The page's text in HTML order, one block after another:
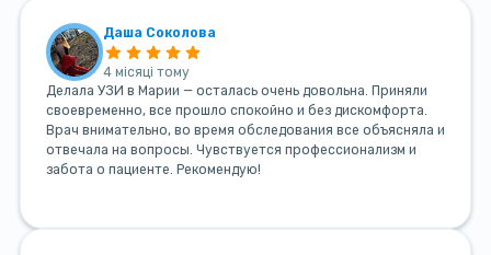
Даша Соколова
4 місяці тому
Делала УЗИ в Марии — осталась очень довольна. Приняли
своевременно, все прошло спокойно и без дискомфорта.
Врач внимательно, во время обследования все объясняла и
отвечала на вопросы. Чувствуется профессионализм и
забота о пациенте. Рекомендую!